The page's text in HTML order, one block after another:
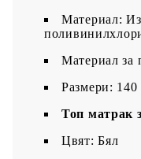
Материал:
Материал за
Размери:
Топ матрак
Цвят: Бял